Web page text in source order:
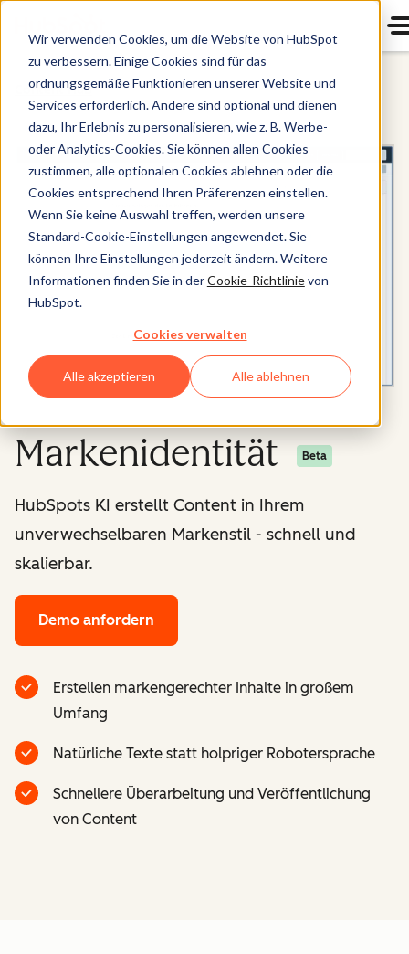
Wir verwenden Cookies, um die Website von HubSpot
zu verbessern. Einige Cookies sind für das
ordnungsgemäße Funktionieren unserer Website und
Services erforderlich. Andere sind optional und dienen
dazu, Ihr Erlebnis zu personalisieren, wie z. B. Werbe-
oder Analytics-Cookies. Sie können allen Cookies
zustimmen, alle optionalen Cookies ablehnen oder die
Cookies entsprechend Ihren Präferenzen einstellen.
Wenn Sie keine Auswahl treffen, werden unsere
Standard-Cookie-Einstellungen angewendet. Sie
können Ihre Einstellungen jederzeit ändern. Weitere
Informationen finden Sie in derCookie-Richtlinievon
HubSpot.
Cookies verwalten
Alle akzeptieren Alle ablehnen
Content Hub
Markenidentität Beta
HubSpots KI erstellt Content in Ihrem
unverwechselbaren Markenstil - schnell und
skalierbar.
Demo anfordern
Erstellen markengerechter Inhalte in großem
Umfang
Natürliche Texte statt holpriger Robotersprache
Schnellere Überarbeitung und Veröffentlichung
von Content